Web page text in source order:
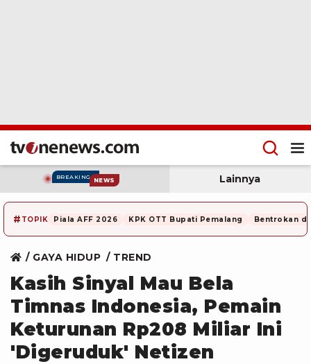
BREAKING NEWS Lainnya
# TOPIK Piala AFF 2026 KPK OTT Bupati Pemalang Bentrokan di
GAYA HIDUP TREND
Kasih Sinyal Mau Bela
Timnas Indonesia, Pemain
Keturunan Rp208 Miliar Ini
'Digeruduk' Netizen